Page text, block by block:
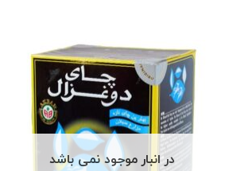
در انبار موجود نمی باشد